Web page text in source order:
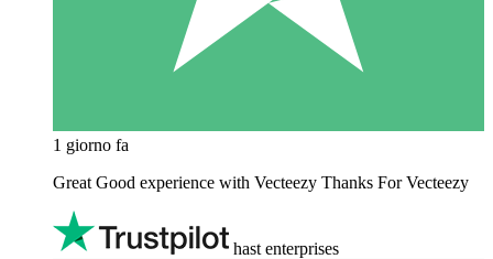
1 giorno fa
Great Good experience with Vecteezy Thanks For Vecteezy
hast enterprises